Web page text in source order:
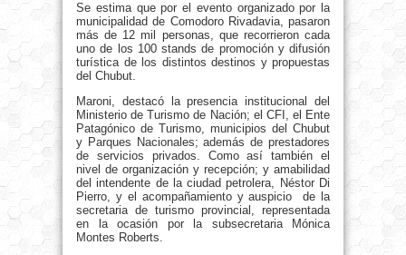
Se estima que por el evento organizado por la
municipalidad de Comodoro Rivadavia, pasaron
más de 12 mil personas, que recorrieron cada
uno de los 100 stands de promoción y difusión
turística de los distintos destinos y propuestas
del Chubut.
Maroni, destacó la presencia institucional del
Ministerio de Turismo de Nación; el CFI, el Ente
Patagónico de Turismo, municipios del Chubut
y Parques Nacionales; además de prestadores
de servicios privados. Como así también el
nivel de organización y recepción; y amabilidad
del intendente de la ciudad petrolera, Néstor Di
Pierro, y el acompañamiento y auspicio de la
secretaria de turismo provincial, representada
en la ocasión por la subsecretaria Mónica
Montes Roberts.